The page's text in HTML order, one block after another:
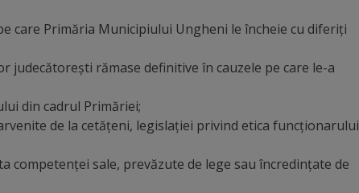
care Primăria Municipiului Ungheni le încheie cu diferiţi
rămase definitive în cauzele pe care le-a
din cadrul Primăriei;
de la cetăţeni, legislaţiei privind etica funcţionarului
competenţei sale, prevăzute de lege sau încredințate de